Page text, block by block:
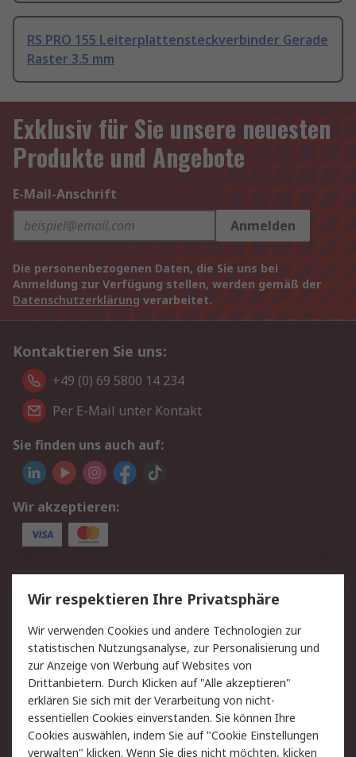
RS PRO 155 Leiterplattensteckverbinder Gerade
Raster 3.5 mm
Exklusiv für Sie unsere neuesten
Produkte und Angebote
E-Mail-Anschrift
Anmelden
Die personenbezogenen Daten, die Sie uns bei
Anmeldung zur Verfügung stellen, werden gemäß der
Datenschutzerklärung verarbeitet.
Kontaktieren Sie uns:
+49 (0) 69 5800 14 234
Per E-Mail unter Kontakt
Sie finden uns auch auf:
Wir akzeptieren:
Service
Value Added Services
Lieferlösungen
Rücksendungen
Kontakt
Hilfe
Privatkunden
Rechtliches
AGB
Datenschutz
Cookie-Richtlinie
Zahlungsbedingungen
Wir respektieren Ihre Privatsphäre
Wir verwenden Cookies und andere Technologien zur
statistischen Nutzungsanalyse, zur Personalisierung und
zur Anzeige von Werbung auf Websites von
Drittanbietern. Durch Klicken auf "Alle akzeptieren"
erklären Sie sich mit der Verarbeitung von nicht-
essentiellen Cookies einverstanden. Sie können Ihre
Cookies auswählen, indem Sie auf "Cookie Einstellungen
verwalten" klicken. Wenn Sie dies nicht möchten, klicken